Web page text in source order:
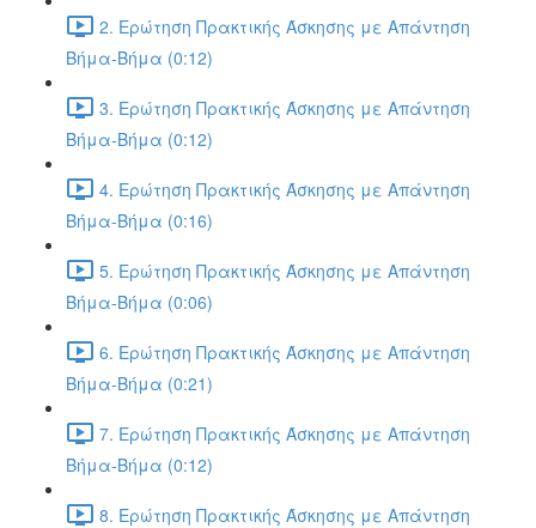
2. Ερώτηση Πρακτικής Άσκησης με Απάντηση
Βήμα-Βήμα (0:12)
3. Ερώτηση Πρακτικής Άσκησης με Απάντηση
Βήμα-Βήμα (0:12)
4. Ερώτηση Πρακτικής Άσκησης με Απάντηση
Βήμα-Βήμα (0:16)
5. Ερώτηση Πρακτικής Άσκησης με Απάντηση
Βήμα-Βήμα (0:06)
6. Ερώτηση Πρακτικής Άσκησης με Απάντηση
Βήμα-Βήμα (0:21)
7. Ερώτηση Πρακτικής Άσκησης με Απάντηση
Βήμα-Βήμα (0:12)
8. Ερώτηση Πρακτικής Άσκησης με Απάντηση